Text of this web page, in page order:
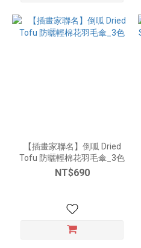
【插畫家聯名】倒呱 Dried
Tofu 防曬輕棉花羽毛傘_3色
NT$690